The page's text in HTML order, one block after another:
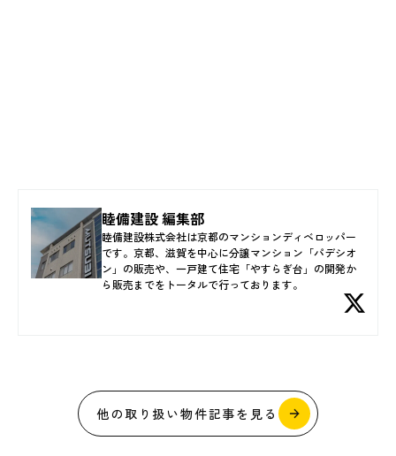
睦備建設 編集部
睦備建設株式会社は京都のマンションディベロッパー
です。京都、滋賀を中心に分譲マンション「パデシオ
ン」の販売や、一戸建て住宅「やすらぎ台」の開発か
ら販売までをトータルで行っております。
他の取り扱い物件記事を見る